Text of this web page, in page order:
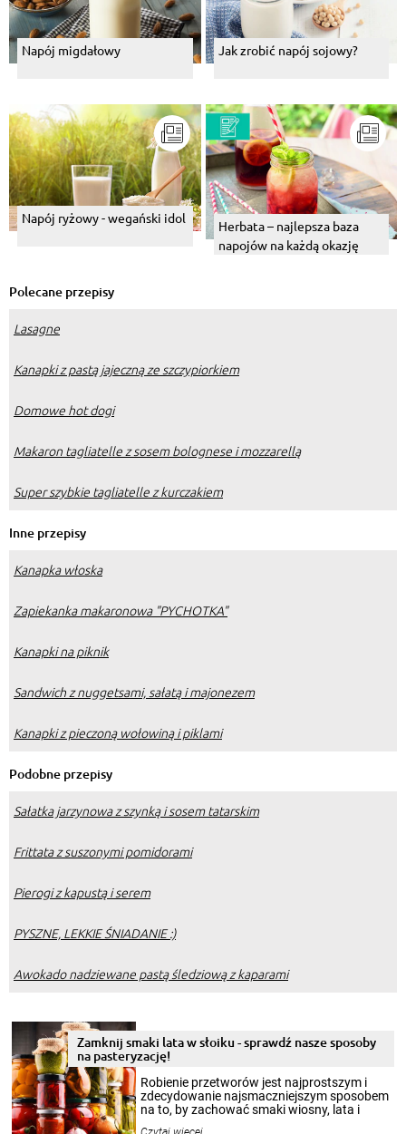
Napój migdałowy Jak zrobić napój sojowy?
Napój ryżowy - wegański idol
Herbata – najlepsza baza
napojów na każdą okazję
Polecane przepisy
Lasagne
Kanapki z pastą jajeczną ze szczypiorkiem
Domowe hot dogi
Makaron tagliatelle z sosem bolognese i mozzarellą
Super szybkie tagliatelle z kurczakiem
Inne przepisy
Kanapka włoska
Zapiekanka makaronowa "PYCHOTKA"
Kanapki na piknik
Sandwich z nuggetsami, sałatą i majonezem
Kanapki z pieczoną wołowiną i piklami
Podobne przepisy
Sałatka jarzynowa z szynką i sosem tatarskim
Frittata z suszonymi pomidorami
Pierogi z kapustą i serem
PYSZNE, LEKKIE ŚNIADANIE :)
Awokado nadziewane pastą śledziową z kaparami
Zamknij smaki lata w słoiku - sprawdź nasze sposoby
na pasteryzację!
Robienie przetworów jest najprostszym i
zdecydowanie najsmaczniejszym sposobem
na to, by zachować smaki wiosny, lata i